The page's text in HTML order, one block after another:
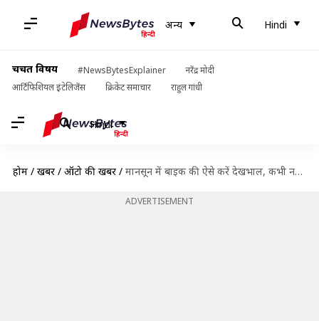
अन्य Hindi
चर्चित विषय #NewsBytesExplainer
नरेंद्र मोदी
आर्टिफिशियल इंटेलिजेंस
क्रिकेट समाचार राहुल गांधी
Hindi
होम / खबरें / ऑटो की खबरें / मानसून में बाइक की ऐसे करें देखभाल, कभी नहीं आएगी चलाने में परेशानी
ADVERTISEMENT